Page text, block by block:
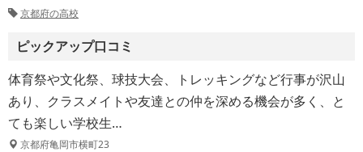
京都府の高校
ピックアップ口コミ
体育祭や文化祭、球技大会、トレッキングなど行事が沢山
あり、クラスメイトや友達との仲を深める機会が多く、と
ても楽しい学校生…
京都府亀岡市横町23